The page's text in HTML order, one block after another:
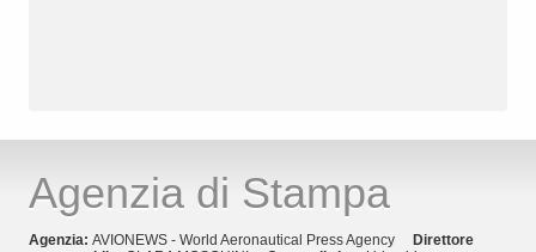
Agenzia di Stampa
Agenzia: AVIONEWS - World Aeronautical Press Agency
Direttore